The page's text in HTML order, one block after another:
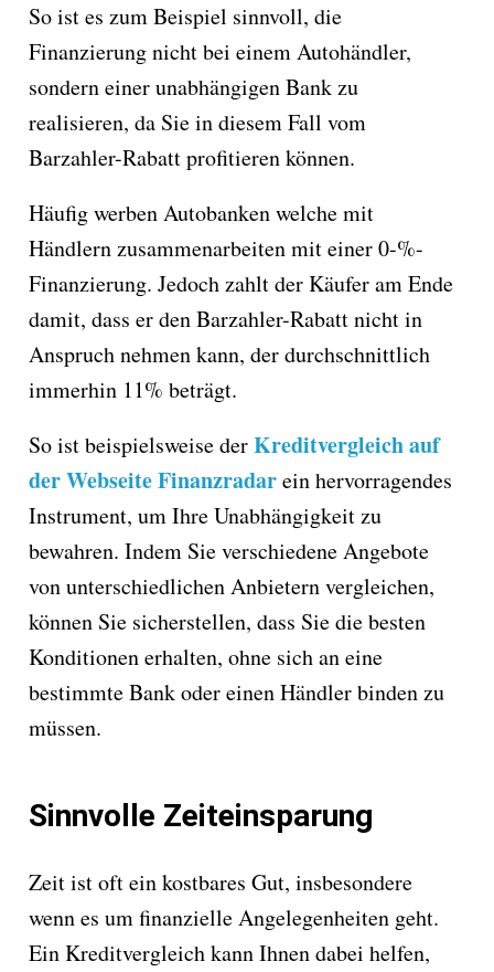
So ist es zum Beispiel sinnvoll, die
Finanzierung nicht bei einem Autohändler,
sondern einer unabhängigen Bank zu
realisieren, da Sie in diesem Fall vom
Barzahler-Rabatt profitieren können.
Häufig werben Autobanken welche mit
Händlern zusammenarbeiten mit einer 0-%-
Finanzierung. Jedoch zahlt der Käufer am Ende
damit, dass er den Barzahler-Rabatt nicht in
Anspruch nehmen kann, der durchschnittlich
immerhin 11% beträgt.
So ist beispielsweise derKreditvergleich auf
der Webseite Finanzradarein hervorragendes
Instrument, um Ihre Unabhängigkeit zu
bewahren. Indem Sie verschiedene Angebote
von unterschiedlichen Anbietern vergleichen,
können Sie sicherstellen, dass Sie die besten
Konditionen erhalten, ohne sich an eine
bestimmte Bank oder einen Händler binden zu
müssen.
Sinnvolle Zeiteinsparung
Zeit ist oft ein kostbares Gut, insbesondere
wenn es um finanzielle Angelegenheiten geht.
Ein Kreditvergleich kann Ihnen dabei helfen,